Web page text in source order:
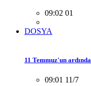
09:02 01
DOSYA
11 Temmuz'un
09:01 11/7